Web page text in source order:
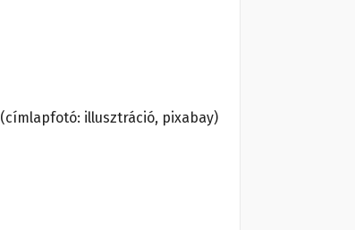
(címlapfotó: illusztráció, pixabay)